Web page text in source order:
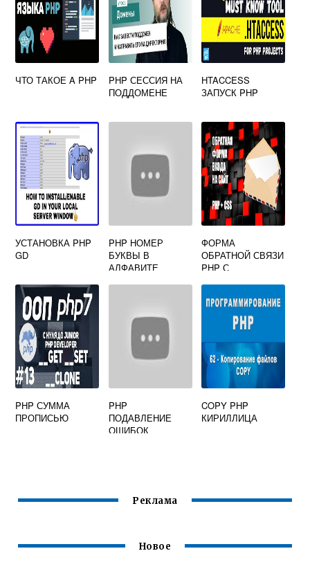
ЧТО ТАКОЕ A PHP
PHP СЕССИЯ НА
ПОДДОМЕНЕ
HTACCESS
ЗАПУСК PHP
УСТАНОВКА PHP
GD
PHP НОМЕР
БУКВЫ В
АЛФАВИТЕ
ФОРМА
ОБРАТНОЙ СВЯЗИ
PHP С
PHP СУММА
ПРОПИСЬЮ
PHP
ПОДАВЛЕНИЕ
ОШИБОК
COPY PHP
КИРИЛЛИЦА
Реклама
Новое